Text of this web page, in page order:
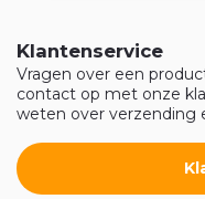
Klantenservice
Vragen over een
contact op met onze
weten over verzending